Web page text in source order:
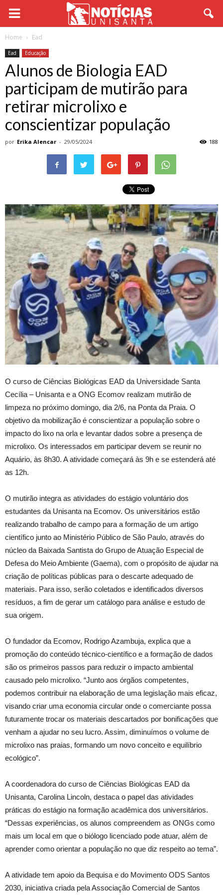
Home Ead
Ead Educação
Alunos de Biologia EAD
participam de mutirão para
retirar microlixo e
conscientizar população
por Erika Alencar - 29/05/2024 188
O curso de Ciências Biológicas EAD da Universidade Santa
Cecília – Unisanta e a ONG Ecomov realizam mutirão de
limpeza no próximo domingo, dia 2/6, na Ponta da Praia. O
objetivo da mobilização é conscientizar a população sobre o
impacto do lixo na orla e levantar dados sobre a presença de
microlixo. Os interessados em participar devem se reunir no
Aquário, às 8h30. A atividade começará às 9h e se estenderá até
as 12h.
O mutirão integra as atividades do estágio voluntário dos
estudantes da Unisanta na Ecomov. Os universitários estão
realizando trabalho de campo para a formação de um artigo
científico junto ao Ministério Público de São Paulo, através do
núcleo da Baixada Santista do Grupo de Atuação Especial de
Defesa do Meio Ambiente (Gaema), com o propósito de ajudar na
criação de políticas públicas para o descarte adequado de
materiais. Para isso, serão coletados e identificados diversos
resíduos, a fim de gerar um catálogo para análise e estudo de
sua origem.
O fundador da Ecomov, Rodrigo Azambuja, explica que a
promoção do conteúdo técnico-científico e a formação de dados
são os primeiros passos para reduzir o impacto ambiental
causado pelo microlixo. “Junto aos órgãos competentes,
podemos contribuir na elaboração de uma legislação mais eficaz,
visando criar uma economia circular onde o comerciante possa
futuramente trocar os materiais descartados por bonificações que
venham a ajudar no seu lucro. Assim, diminuímos o volume de
microlixo nas praias, formando um novo conceito e equilíbrio
ecológico”.
A coordenadora do curso de Ciências Biológicas EAD da
Unisanta, Carolina Lincoln, destaca o papel das atividades
práticas do estágio na formação acadêmica dos universitários.
“Dessas experiências, os alunos compreendem as ONGs como
mais um local em que o biólogo licenciado pode atuar, além de
aprender como orientar a população no que diz respeito ao tema”.
A atividade tem apoio da Bequisa e do Movimento ODS Santos
2030, iniciativa criada pela Associação Comercial de Santos